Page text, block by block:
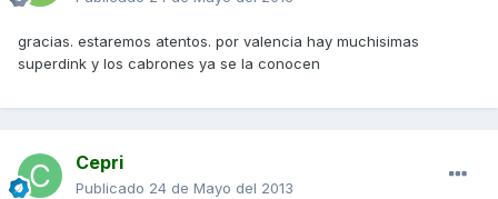
gracias. estaremos atentos. por valencia hay muchisimas
superdink y los cabrones ya se la conocen
Cepri
Publicado 24 de Mayo del 2013